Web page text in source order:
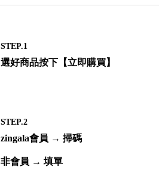
STEP.1
選好商品按下【立即購買】
STEP.2
zingala會員 → 掃碼
非會員 → 填單